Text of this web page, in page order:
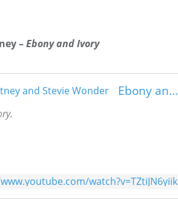
–Ebony and Ivory
Ebony and Ivory - Paul McCartney and Stevie Wonder
watch?v=TZtiJN6yiik